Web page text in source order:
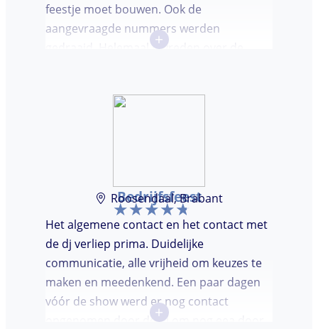
feestje moet bouwen. Ook de
aangevraagde nummers werden
gedraaid. Helemaal tevreden over de
+
Bedrijfsfeest
Roosendaal, Brabant
Het algemene contact en het contact met
de dj verliep prima. Duidelijke
communicatie, alle vrijheid om keuzes te
maken en meedenkend. Een paar dagen
vóór de show werd er nog contact
opgenomen door de dj om nog eea door
+